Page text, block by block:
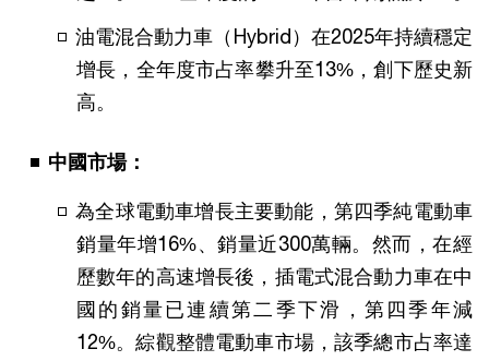
油電混合動力車（Hybrid）在2025年持續穩定
增長，全年度市占率攀升至13%，創下歷史新
高。
中國市場：
為全球電動車增長主要動能，第四季純電動車
銷量年增16%、銷量近300萬輛。然而，在經
歷數年的高速增長後，插電式混合動力車在中
國的銷量已連續第二季下滑，第四季年減
12%。綜觀整體電動車市場，該季總市占率達